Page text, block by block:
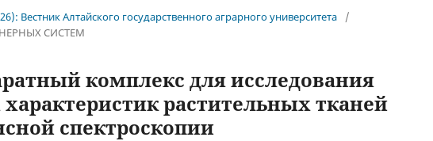
Вестник Алтайского государственного аграрного университета
/
СИСТЕМ
комплекс для исследования
растительных тканей
спектроскопии